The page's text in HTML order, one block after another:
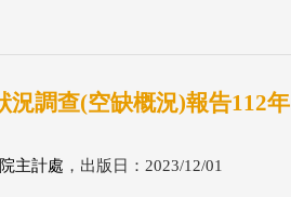
況調查(空缺概況)報告112年
主計處 ，出版日：2023/12/01